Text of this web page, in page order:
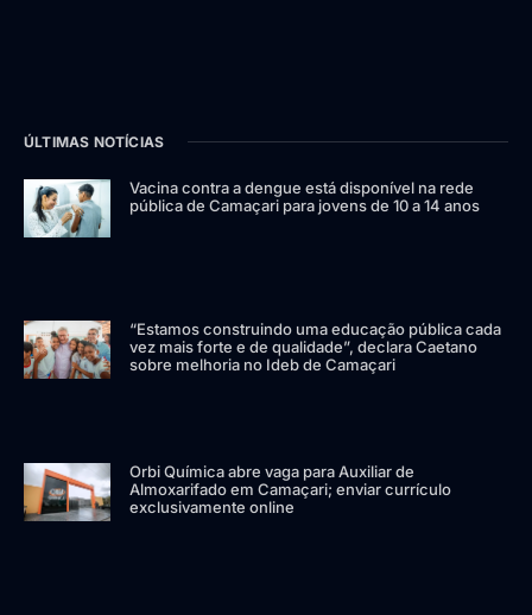
ÚLTIMAS NOTÍCIAS
Vacina contra a dengue está disponível na rede
pública de Camaçari para jovens de 10 a 14 anos
“Estamos construindo uma educação pública cada
vez mais forte e de qualidade”, declara Caetano
sobre melhoria no Ideb de Camaçari
Orbi Química abre vaga para Auxiliar de
Almoxarifado em Camaçari; enviar currículo
exclusivamente online